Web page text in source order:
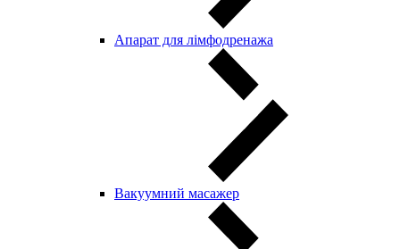
Апарат для лімфодренажа
Вакуумний масажер